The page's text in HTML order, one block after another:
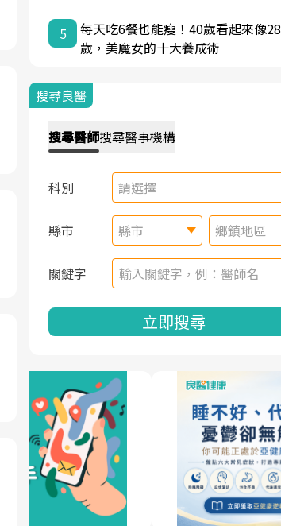
5
每天吃6餐也能瘦！40歲看起來像28
歲，美魔女的十大養成術
搜尋良醫
搜尋醫師搜尋醫事機構
科別 請選擇
縣市 縣市 鄉鎮地區
關鍵字
立即搜尋